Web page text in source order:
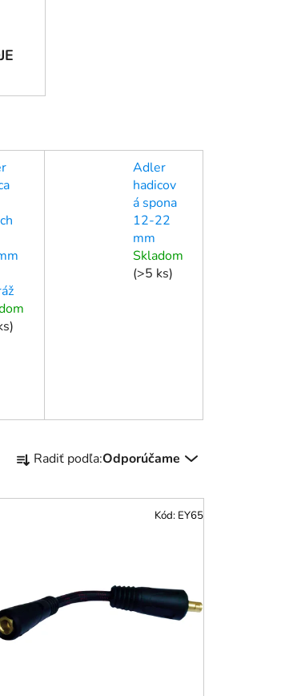
)
Adler
hadicov
á spona
12-22
mm
Skladom
(>5 ks)
a
r
o
Radiť podľa:Odporúčame
Kód: EY65